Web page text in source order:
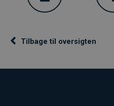
Tilbage til oversigten